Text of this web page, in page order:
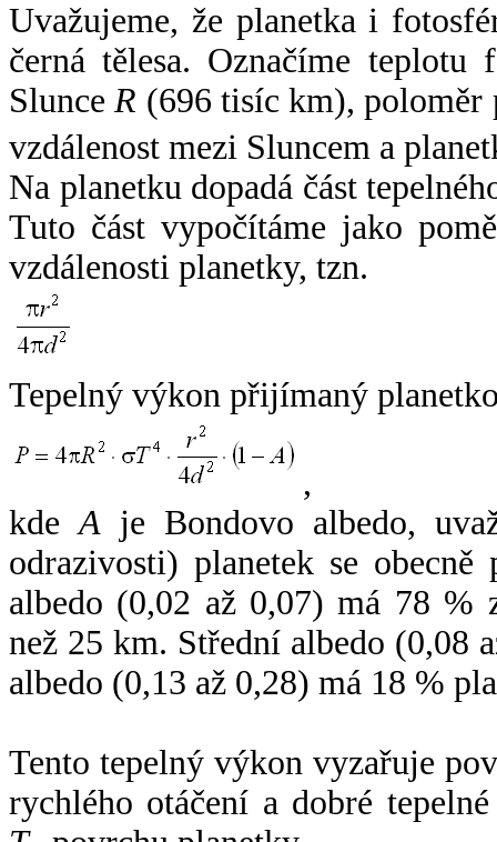
Uvažujeme, že planetka i
černá tělesa. Označíme
SlunceR (696 tisíc km),
vzdálenost mezi Sluncem a
Na planetku dopadá část
Tuto část vypočítáme jako
vzdálenosti planetky, tzn.
Tepelný výkon přijímaný
,
kdeA je Bondovo albedo,
odrazivosti) planetek se
albedo (0,02 až 0,07) má 78 %
než 25 km. Střední albedo (0,08
albedo (0,13 až 0,28) má 18 %
Tento tepelný výkon vyzařuje
rychlého otáčení a dobré